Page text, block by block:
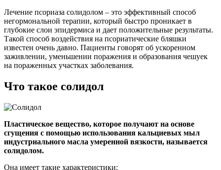
Лечение псориаза солидолом – это эффективный способ
негормональной терапии, который быстро проникает в
глубокие слои эпидермиса и дает положительные результаты.
Такой способ воздействия на псориатические бляшки
известен очень давно. Пациенты говорят об ускоренном
заживлении, уменьшении поражения и образования чешуек
на пораженных участках заболевания.
Что такое солидол
Пластическое вещество, которое получают на основе
сгущения с помощью использования кальциевых мыл
индустриального масла умеренной вязкости, называется
солидолом.
Она имеет такие характеристики: